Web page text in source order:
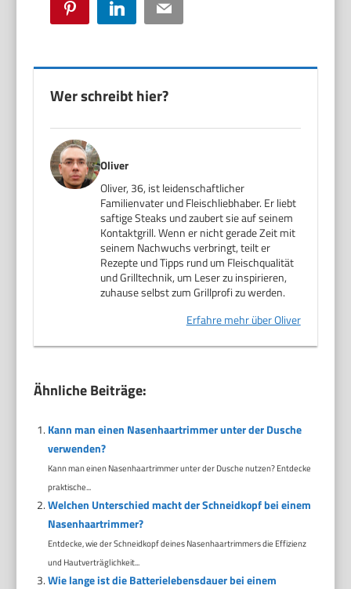
Pinterest LinkedIn Email
Wer schreibt hier?
Oliver
Oliver, 36, ist leidenschaftlicher
Familienvater und Fleischliebhaber. Er liebt
saftige Steaks und zaubert sie auf seinem
Kontaktgrill. Wenn er nicht gerade Zeit mit
seinem Nachwuchs verbringt, teilt er
Rezepte und Tipps rund um Fleischqualität
und Grilltechnik, um Leser zu inspirieren,
zuhause selbst zum Grillprofi zu werden.
Erfahre mehr über Oliver
Ähnliche Beiträge:
Kann man einen Nasenhaartrimmer unter der Dusche
verwenden?
Kann man einen Nasenhaartrimmer unter der Dusche nutzen? Entdecke
praktische...
Welchen Unterschied macht der Schneidkopf bei einem
Nasenhaartrimmer?
Entdecke, wie der Schneidkopf deines Nasenhaartrimmers die Effizienz
und Hautverträglichkeit...
Wie lange ist die Batterielebensdauer bei einem